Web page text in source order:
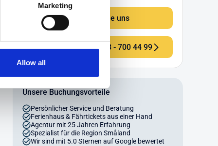
Marketing
Allow all
Schreiben Sie uns
Telefon: +49 (0) 4203 - 700 44 99
Unsere Buchungsvorteile
Persönlicher Service und Beratung
Ferienhaus & Fährtickets aus einer Hand
Agentur mit 25 Jahren Erfahrung
Spezialist für die Region Småland
Wir sind mit 5.0 Sternen auf Google bewertet